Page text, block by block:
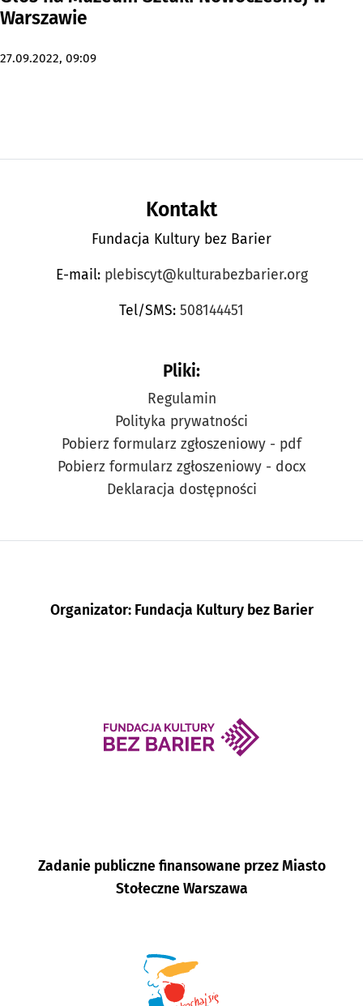
Warszawie
27.09.2022, godz.
09:09
Kontakt
Fundacja Kultury bez Barier
E-mail: plebiscyt@kulturabezbarier.org
Tel/SMS: 508144451
Pliki:
Regulamin
Polityka prywatności
Pobierz formularz zgłoszeniowy - pdf
Pobierz formularz zgłoszeniowy - docx
Deklaracja dostępności
Organizator: Fundacja Kultury bez Barier
Zadanie publiczne finansowane przez Miasto
Stołeczne Warszawa